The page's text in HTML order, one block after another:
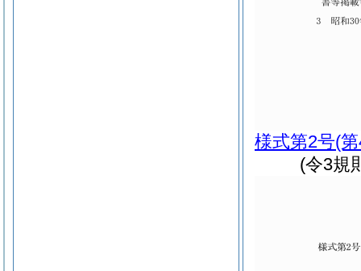
様式第2号(
(令3規